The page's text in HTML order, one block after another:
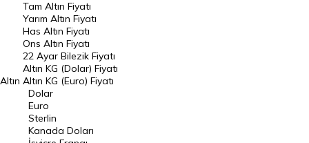
DÖVİZ
Döviz Kuru
Dolar Kuru
Euro Kuru
Pound Kuru
Frank Kuru
Altın
Tam Altın Fiyatı
Yarım Altın Fiyatı
Has Altın Fiyatı
Ons Altın Fiyatı
22 Ayar Bilezik Fiyatı
Altın KG (Dolar) Fiyatı
Altın KG (Euro) Fiyatı
Dolar
Euro
Sterlin
Kanada Doları